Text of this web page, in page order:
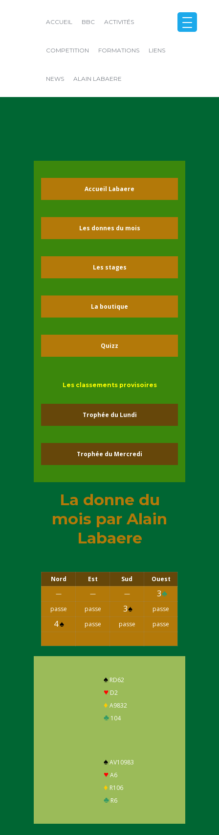
ACCUEIL BBC ACTIVITÉS
COMPETITION FORMATIONS LIENS
NEWS ALAIN LABAERE
Accueil Labaere
Les donnes du mois
Les stages
La boutique
Quizz
Les classements provisoires
Trophée du Lundi
Trophée du Mercredi
La donne du
mois par Alain
Labaere
Nord Est Sud
Ouest
—
— — 3♣
passe passe 3♠ passe
4♠ passe passe passe
♠ RD62
♥ D2
♦ A9832
♣ 104
♠AV10983
♥A6
♦ R106
♣ R6